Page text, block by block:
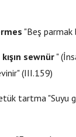
"Beş parmak
sewnür "
(III.159)
tartma "Suyu